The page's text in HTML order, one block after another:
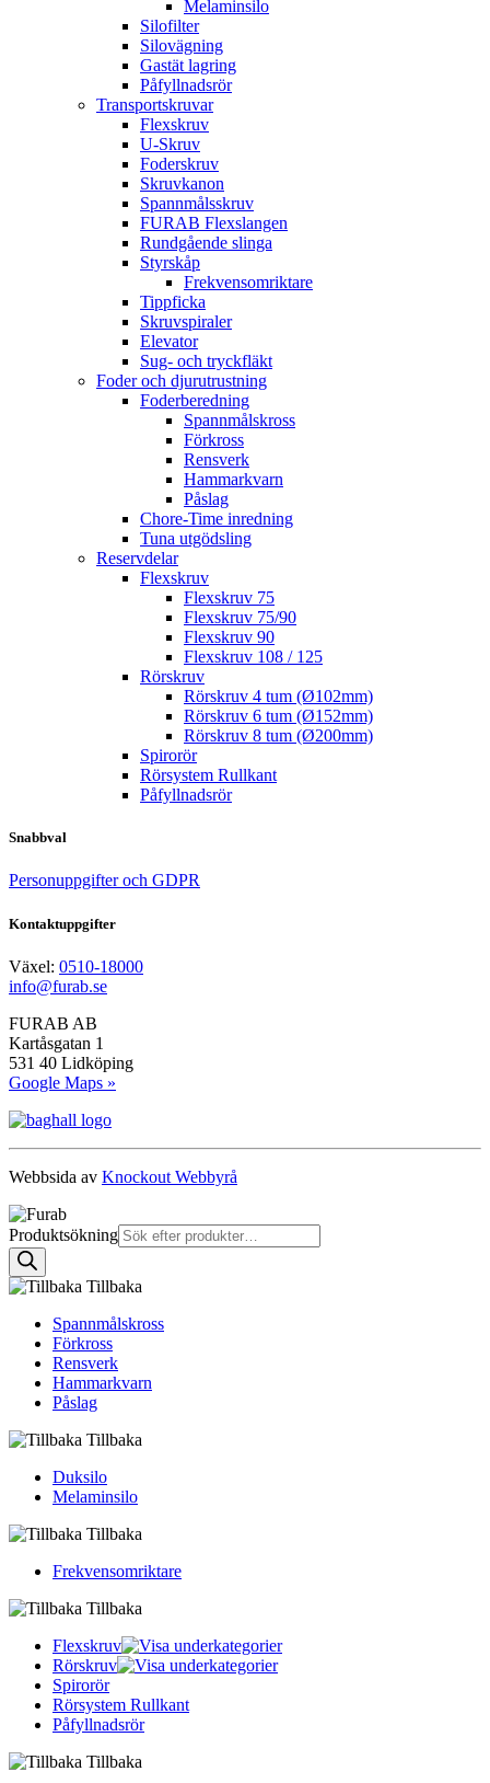
Melaminsilo
Silofilter
Silovägning
Gastät lagring
Påfyllnadsrör
Transportskruvar
Flexskruv
U-Skruv
Foderskruv
Skruvkanon
Spannmålsskruv
FURAB Flexslangen
Rundgående slinga
Styrskåp
Frekvensomriktare
Tippficka
Skruvspiraler
Elevator
Sug- och tryckfläkt
Foder och djurutrustning
Foderberedning
Spannmålskross
Förkross
Rensverk
Hammarkvarn
Påslag
Chore-Time inredning
Tuna utgödsling
Reservdelar
Flexskruv
Flexskruv 75
Flexskruv 75/90
Flexskruv 90
Flexskruv 108 / 125
Rörskruv
Rörskruv 4 tum (Ø102mm)
Rörskruv 6 tum (Ø152mm)
Rörskruv 8 tum (Ø200mm)
Spirorör
Rörsystem Rullkant
Påfyllnadsrör
Snabbval
Personuppgifter och GDPR
Kontaktuppgifter
Växel: 0510-18000
info@furab.se
FURAB AB
Kartåsgatan 1
531 40 Lidköping
Google Maps »
Webbsida av Knockout Webbyrå
Produktsökning
Tillbaka
Spannmålskross
Förkross
Rensverk
Hammarkvarn
Påslag
Tillbaka
Duksilo
Melaminsilo
Tillbaka
Frekvensomriktare
Tillbaka
Flexskruv
Rörskruv
Spirorör
Rörsystem Rullkant
Påfyllnadsrör
Tillbaka